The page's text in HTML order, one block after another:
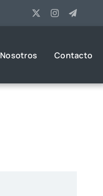
Nosotros Contacto